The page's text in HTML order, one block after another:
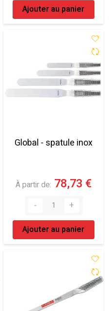
Ajouter au panier
Global - spatule inox
À partir de 78,73 €
Ajouter au panier